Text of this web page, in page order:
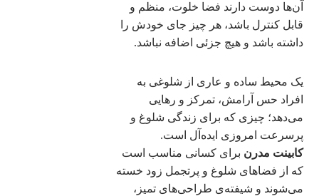
آن‌ها دوست دارند فضا خلوت، منظم و
قابل کنترل باشد، هر چیز جای خودش را
داشته باشد و هیچ جزئی اضافه نباشد.
یک محیط ساده و عاری از شلوغی به
افراد حس آرامش، تمرکز و رهایی
می‌دهد؛ چیزی که برای زندگی شلوغ و
پرسرعت امروزی ایده‌آل است.
کابینت مدرن برای کسانی مناسب است
که از فضاهای شلوغ و پرتجمل زود خسته
می‌شوند و شیفته‌ی طراحی‌های تمیز،